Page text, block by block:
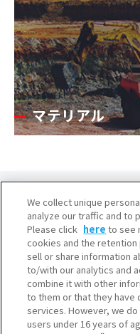
マテリアル
産業ガ
〒541-0053
We collect unique
analyze our traffic and to
Please click here to see
cookies and the
sell or share information
to/with our analytics and
combine it with other
to them or that they
services. However, we
users under 16 years of